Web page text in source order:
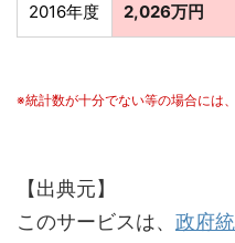
2016年度 2,026万円
※統計数が十分でない等の場合には
【出典元】
このサービスは、 政府